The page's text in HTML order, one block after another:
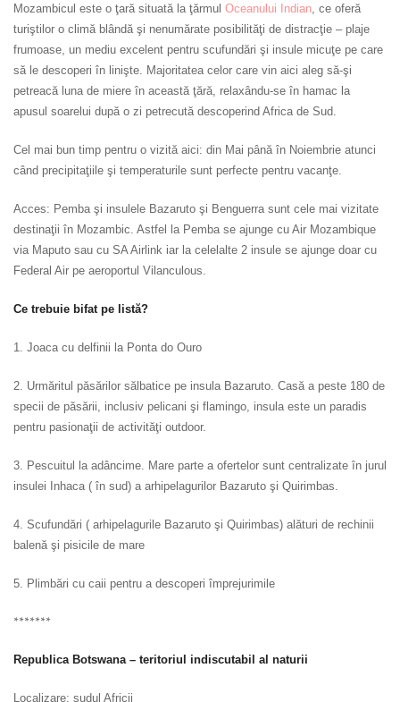
Mozambicul este o ţară situată la ţărmul Oceanului Indian, ce oferă
turiştilor o climă blândă şi nenumărate posibilităţi de distracţie – plaje
frumoase, un mediu excelent pentru scufundări şi insule micuţe pe care
să le descoperi în linişte. Majoritatea celor care vin aici aleg să-şi
petreacă luna de miere în această ţără, relaxându-se în hamac la
apusul soarelui după o zi petrecută descoperind Africa de Sud.
Cel mai bun timp pentru o vizită aici: din Mai până în Noiembrie atunci
când precipitaţiile şi temperaturile sunt perfecte pentru vacanţe.
Acces: Pemba şi insulele Bazaruto şi Benguerra sunt cele mai vizitate
destinaţii în Mozambic. Astfel la Pemba se ajunge cu Air Mozambique
via Maputo sau cu SA Airlink iar la celelalte 2 insule se ajunge doar cu
Federal Air pe aeroportul Vilanculous.
Ce trebuie bifat pe listă?
1. Joaca cu delfinii la Ponta do Ouro
2. Urmăritul păsărilor sălbatice pe insula Bazaruto. Casă a peste 180 de
specii de păsării, inclusiv pelicani şi flamingo, insula este un paradis
pentru pasionaţii de activităţi outdoor.
3. Pescuitul la adâncime. Mare parte a ofertelor sunt centralizate în jurul
insulei Inhaca ( în sud) a arhipelagurilor Bazaruto şi Quirimbas.
4. Scufundări ( arhipelagurile Bazaruto şi Quirimbas) alături de rechinii
balenă şi pisicile de mare
5. Plimbări cu caii pentru a descoperi împrejurimile
*******
Republica Botswana – teritoriul indiscutabil al naturii
Localizare: sudul Africii